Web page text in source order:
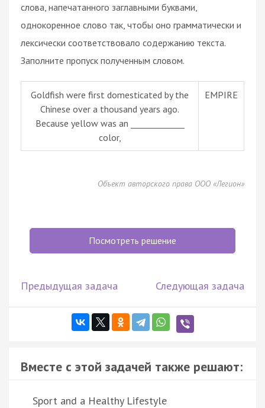
слова, напечатанного заглавными буквами,
однокоренное слово так, чтобы оно грамматически и
лексически соответствовало содержанию текста.
Заполните пропуск полученным словом.
Goldfish were first domesticated by the
Chinese over a thousand years ago.
Because yellow was an _____________
color,
EMPIRE
Объект авторского права ООО «Легион»
Посмотреть решение
Предыдущая задача Следующая задача
Вместе с этой задачей также решают:
Sport and a Healthy Lifestyle